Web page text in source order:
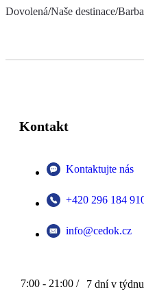
Dovolená/Naše destinace/
Kontakt
Kontaktujte nás
+420 296 184
info@cedok.cz
7:00 - 21:00 / 7 dní v týdnu